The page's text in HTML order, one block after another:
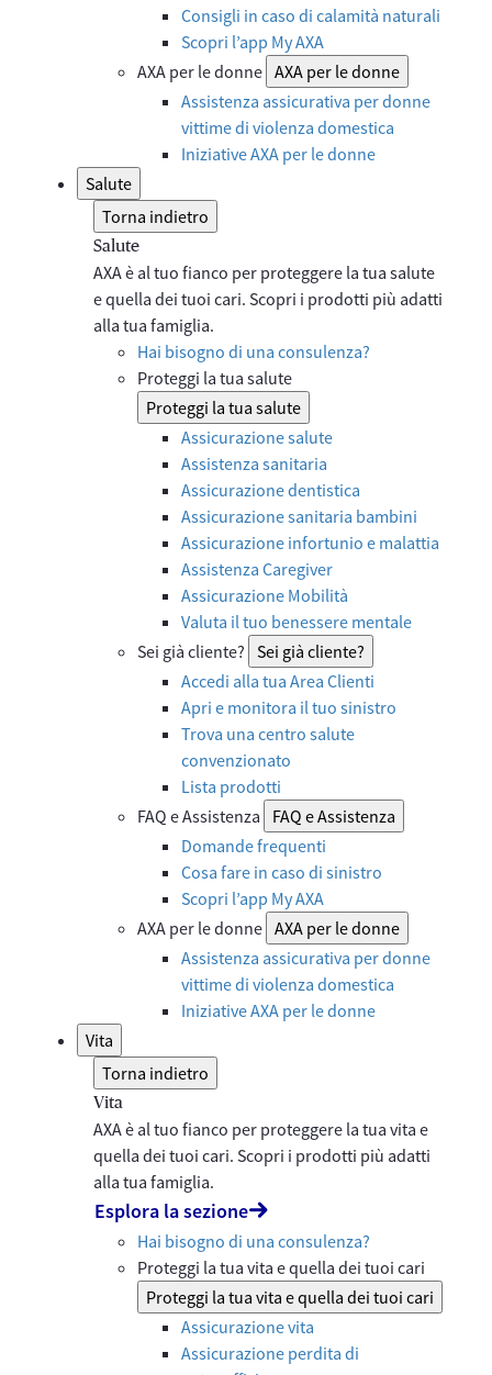
Consigli in caso di calamità naturali
Scopri l’app My AXA
AXA per le donne AXA per le donne
Assistenza assicurativa per donne
vittime di violenza domestica
Iniziative AXA per le donne
Salute
Torna indietro
Salute
AXA è al tuo fianco per proteggere la tua salute
e quella dei tuoi cari. Scopri i prodotti più adatti
alla tua famiglia.
Hai bisogno di una consulenza?
Proteggi la tua salute
Proteggi la tua salute
Assicurazione salute
Assistenza sanitaria
Assicurazione dentistica
Assicurazione sanitaria bambini
Assicurazione infortunio e malattia
Assistenza Caregiver
Assicurazione Mobilità
Valuta il tuo benessere mentale
Sei già cliente? Sei già cliente?
Accedi alla tua Area Clienti
Apri e monitora il tuo sinistro
Trova una centro salute
convenzionato
Lista prodotti
FAQ e Assistenza
FAQ e Assistenza
Domande frequenti
Cosa fare in caso di sinistro
Scopri l’app My AXA
AXA per le donne AXA per le donne
Assistenza assicurativa per donne
vittime di violenza domestica
Iniziative AXA per le donne
Vita
Torna indietro
Vita
AXA è al tuo fianco per proteggere la tua vita e
quella dei tuoi cari. Scopri i prodotti più adatti
alla tua famiglia.
Esplora la sezione
Hai bisogno di una consulenza?
Proteggi la tua vita e quella dei tuoi cari
Proteggi la tua vita e quella dei tuoi cari
Assicurazione vita
Assicurazione perdita di